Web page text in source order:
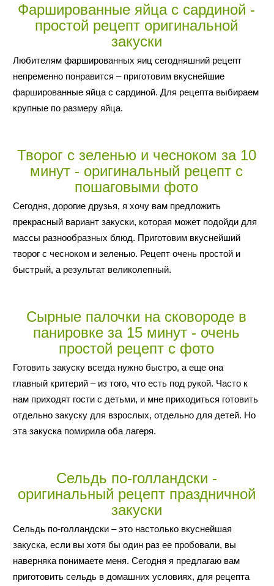
Фаршированные яйца с сардиной -
простой рецепт оригинальной
закуски
Любителям фаршированных яиц сегодняшний рецепт
непременно понравится – приготовим вкуснейшие
фаршированные яйца с сардиной. Для рецепта выбираем
крупные по размеру яйца.
Творог с зеленью и чесноком за 10
минут - оригинальный рецепт с
пошаговыми фото
Сегодня, дорогие друзья, я хочу вам предложить
прекрасный вариант закуски, которая может подойди для
массы разнообразных блюд. Приготовим вкуснейший
творог с чесноком и зеленью. Рецепт очень простой и
быстрый, а результат великолепный.
Сырные палочки на сковороде в
панировке за 15 минут - очень
простой рецепт с фото
Готовить закуску всегда нужно быстро, а еще она
главный критерий – из того, что есть под рукой. Часто к
нам приходят гости с детьми, и мне приходиться готовить
отдельно закуску для взрослых, отдельно для детей. Но
эта закуска помирила оба лагеря.
Сельдь по-голландски -
оригинальный рецепт праздничной
закуски
Сельдь по-голландски – это настолько вкуснейшая
закуска, если вы хотя бы один раз ее пробовали, вы
наверняка понимаете меня. Сегодня я предлагаю вам
приготовить сельдь в домашних условиях, для рецепта